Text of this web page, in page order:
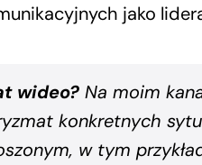
jako
wideo?Na moim
konkretnych
w tym